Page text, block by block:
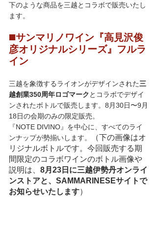
下のような商品を三越とコラボで販売いたし
ます。
◼️サンマリノワイン『高見沢俊
彦オリジナルシリーズ』フルラ
イン
三越を象徴するライオンがデザインされた三
越創業350周年ロゴマーク とコラボでデザイ
ンされたボトルで販売します。8月30日〜9月
18日の会期のみの限定販売。
『NOTE DIVINO』を中心に、すべてのライ
ンナップが勢揃いします。
（下の画像はオ
リジナルボトルです。今回販売する期
間限定のコラボワインのボトル画像や
説明は、 8月23日に三越伊勢丹オンライ
ンストアと、SAMMARINESEサイトで
お知らせいたします）